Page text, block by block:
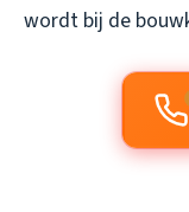
wordt bij de